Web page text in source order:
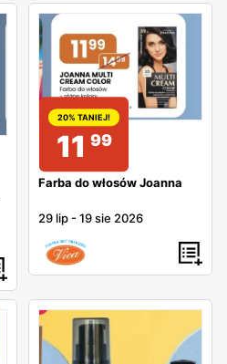
20% TANIEJ!
11 99
Farba do włosów Joanna
29 lip -19 sie 2026